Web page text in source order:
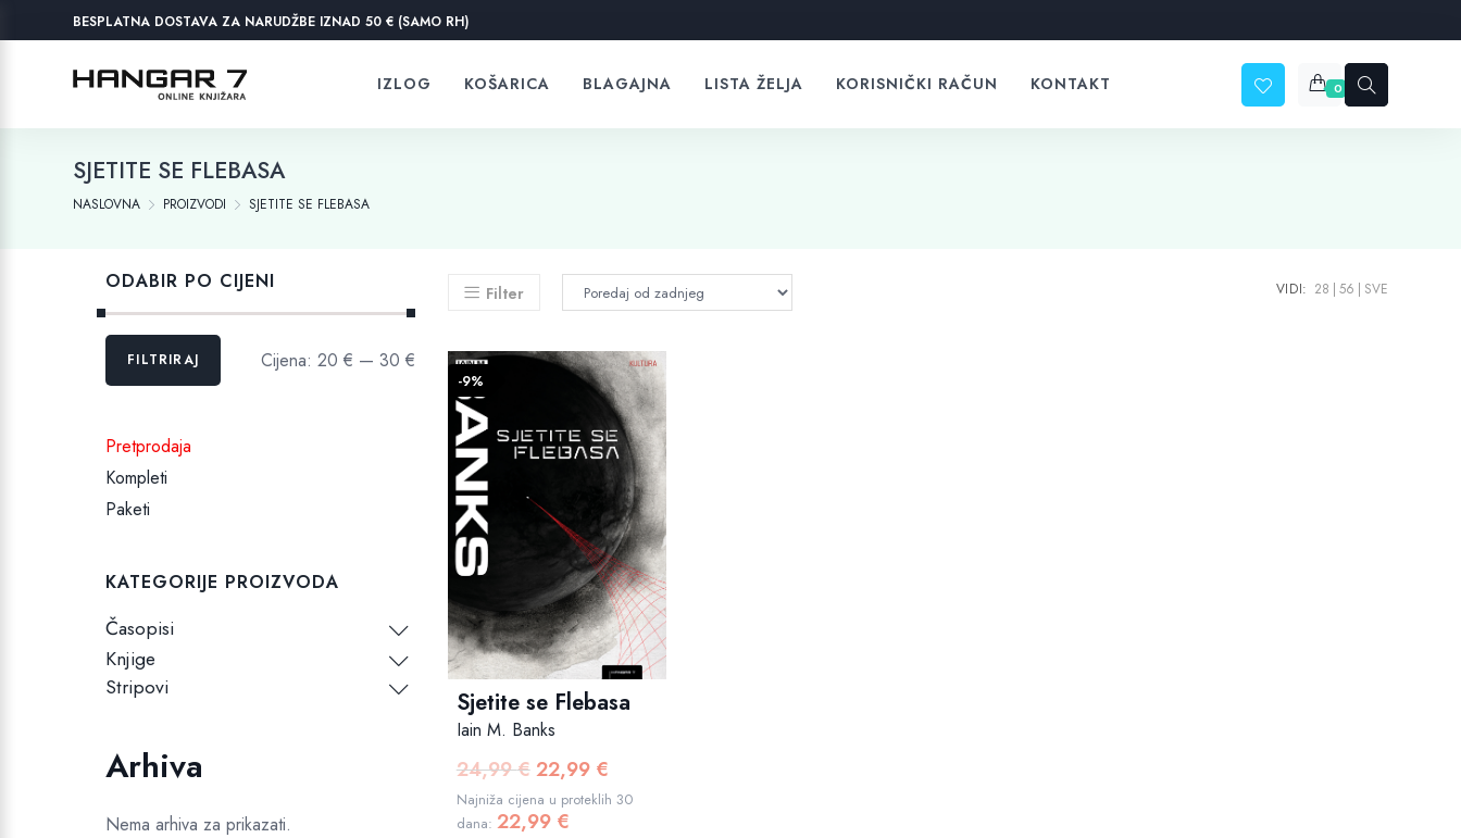
BESPLATNA DOSTAVA ZA NARUDŽBE IZNAD 50 € (SAMO RH)
IZLOG KOŠARICA BLAGAJNA LISTA ŽELJA KORISNIČKI RAČUN KONTAKT 0
SJETITE SE FLEBASA
NASLOVNA PROIZVODI SJETITE SE FLEBASA
Filter VIDI: 28 56 SVE
-9%
Sjetite se Flebasa
Iain M. Banks
24,99€ Izvorna
cijena
bila
22,99 €Trenutna
cijena
Najniža cijena u proteklih 30
dana: 22,99 €
ODABIR PO CIJENI
Min
MaksFILTRIRAJ Cijena: 20 € — 30 €
Pretprodaja
Kompleti
Paketi
KATEGORIJE PROIZVODA
Časopisi
Knjige
Stripovi
Arhiva
Nema arhiva za prikazati.